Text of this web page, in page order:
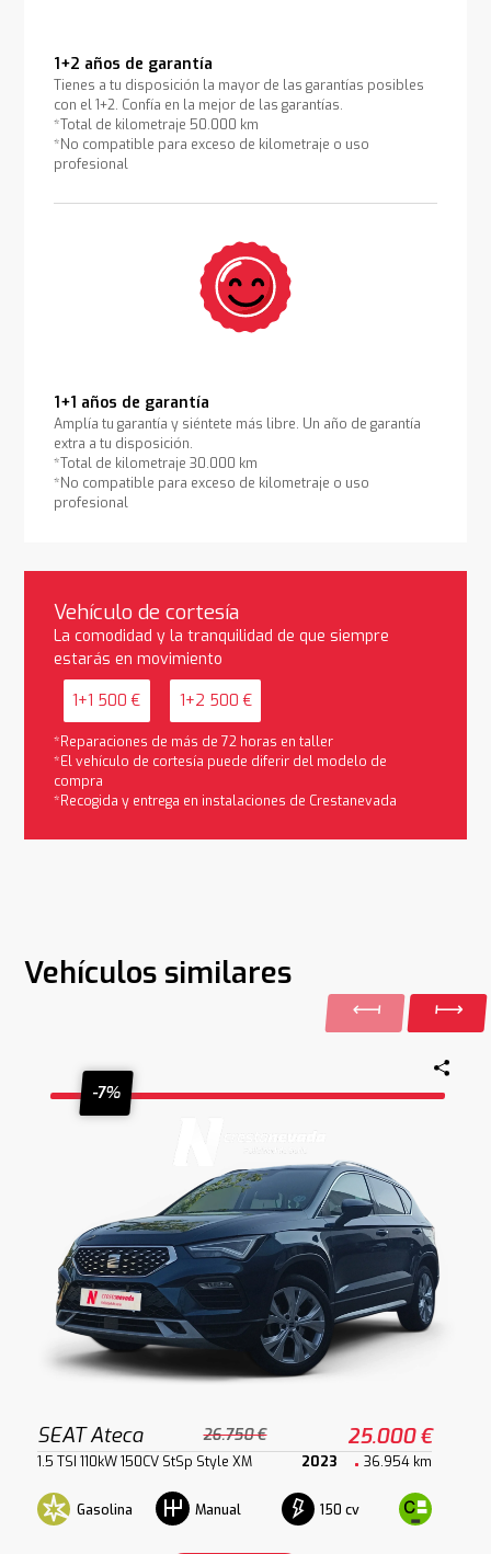
1+2 años de garantía
Tienes a tu disposición la mayor de las garantías posibles
con el 1+2. Confía en la mejor de las garantías.
*Total de kilometraje 50.000 km
*No compatible para exceso de kilometraje o uso
profesional
1+1 años de garantía
Amplía tu garantía y siéntete más libre. Un año de garantía
extra a tu disposición.
*Total de kilometraje 30.000 km
*No compatible para exceso de kilometraje o uso
profesional
Vehículo de cortesía
La comodidad y la tranquilidad de que siempre
estarás en movimiento
1+1 500 € 1+2 500 €
*Reparaciones de más de 72 horas en taller
*El vehículo de cortesía puede diferir del modelo de
compra
*Recogida y entrega en instalaciones de Crestanevada
Vehículos similares
-7%
SEAT Ateca 26.750 € 25.000 €
1.5 TSI 110kW 150CV StSp Style XM 2023 36.954 km
Gasolina Manual 150 cv